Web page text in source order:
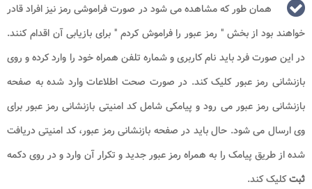
همان طور که مشاهده می شود در صورت فراموشی رمز نیز افراد قادر
خواهند بود از بخش " رمز عبور را فراموش کردم " برای بازیابی آن اقدام کنند.
در این صورت فرد باید نام کاربری و شماره تلفن همراه خود را وارد کرده و روی
بازنشانی رمز عبور کلیک کند. در صورت صحت اطلاعات وارد شده به صفحه
بازنشانی رمز عبور می رود و پیامکی شامل کد امنیتی بازنشانی رمز عبور برای
وی ارسال می شود. حال باید در صفحه بازنشانی رمز عبور، کد امنیتی دریافت
شده از طریق پیامک را به همراه رمز عبور جدید و تکرار آن وارد و در روی دکمه
ثبتکلیک کند.